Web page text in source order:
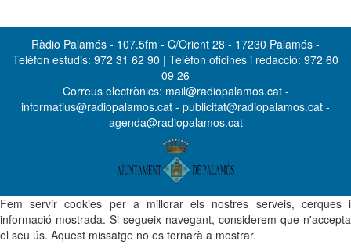
Ràdio Palamós - 107.5fm - C/Orient 28 - 17230 Palamós -
Telèfon estudis: 972 31 62 90 | Telèfon oficines i redacció: 972 60
09 26
Correus electrònics: mail@radiopalamos.cat -
informatius@radiopalamos.cat - publicitat@radiopalamos.cat -
agenda@radiopalamos.cat
Fem servir cookies per a millorar els nostres serveis, cerques i
informació mostrada. Si segueix navegant, considerem que n'accepta
el seu ús. Aquest missatge no es tornarà a mostrar.